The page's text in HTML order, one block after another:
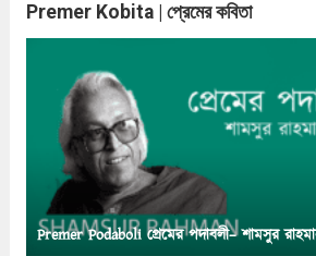
Premer Kobita | প্রেমের কবিতা
Premer Podaboli প্রেমের পদাবলী– শামসুর